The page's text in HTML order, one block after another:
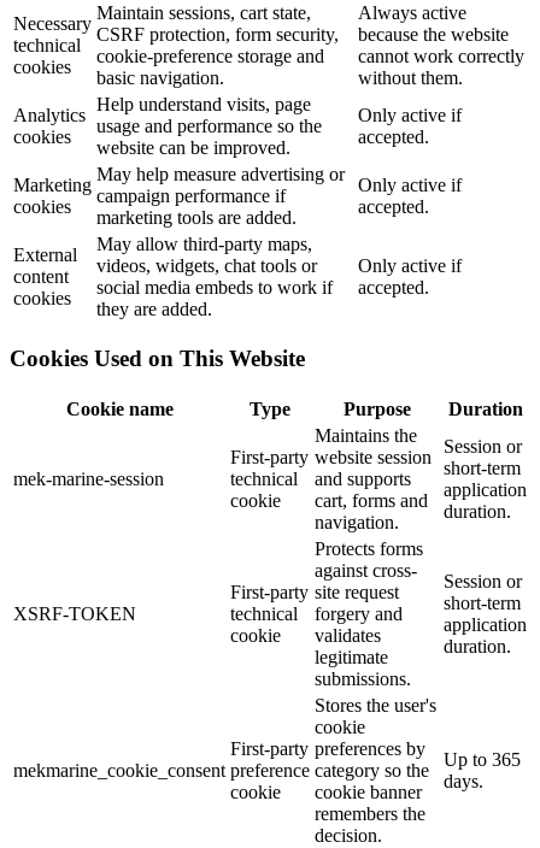
Necessary
technical
cookies
Maintain sessions, cart state,
CSRF protection, form security,
cookie-preference storage and
basic navigation.
Always active
because the website
cannot work correctly
without them.
Analytics
cookies
Help understand visits, page
usage and performance so the
website can be improved.
Only active if
accepted.
Marketing
cookies
May help measure advertising or
campaign performance if
marketing tools are added.
Only active if
accepted.
External
content
cookies
May allow third-party maps,
videos, widgets, chat tools or
social media embeds to work if
they are added.
Only active if
accepted.
Cookies Used on This Website
Cookie name Type Purpose Duration
mek-marine-session
First-party
technical
cookie
Maintains the
website session
and supports
cart, forms and
navigation.
Session or
short-term
application
duration.
XSRF-TOKEN
First-party
technical
cookie
Protects forms
against cross-
site request
forgery and
validates
legitimate
submissions.
Session or
short-term
application
duration.
mekmarine_cookie_consent
First-party
preference
cookie
Stores the user's
cookie
preferences by
category so the
cookie banner
remembers the
decision.
Up to 365
days.